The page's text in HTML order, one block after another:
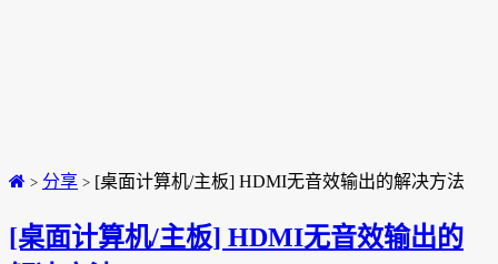
> 分享 > [桌面计算机/主板] HDMI无音效输出的解决方法
[桌面计算机/主板] HDMI无音效输出的